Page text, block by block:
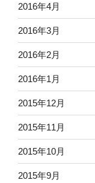
2016年4月
2016年3月
2016年2月
2016年1月
2015年12月
2015年11月
2015年10月
2015年9月